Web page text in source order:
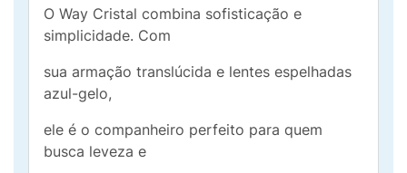
O Way Cristal combina sofisticação e
simplicidade. Com
sua armação translúcida e lentes espelhadas
azul-gelo,
ele é o companheiro perfeito para quem
busca leveza e